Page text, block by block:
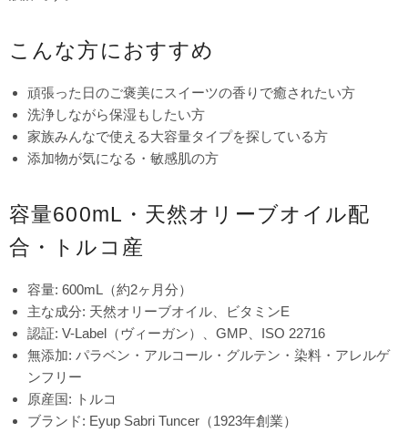
こんな方におすすめ
頑張った日のご褒美にスイーツの香りで癒されたい方
洗浄しながら保湿もしたい方
家族みんなで使える大容量タイプを探している方
添加物が気になる・敏感肌の方
容量600mL・天然オリーブオイル配
合・トルコ産
容量: 600mL（約2ヶ月分）
主な成分: 天然オリーブオイル、ビタミンE
認証: V-Label（ヴィーガン）、GMP、ISO 22716
無添加: パラベン・アルコール・グルテン・染料・アレルゲ
ンフリー
原産国: トルコ
ブランド: Eyup Sabri Tuncer（1923年創業）